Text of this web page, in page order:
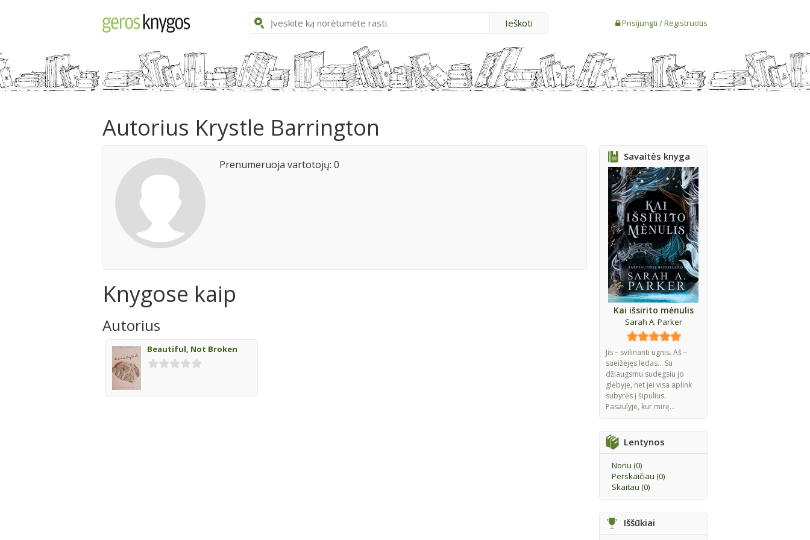
Prisijungti /Registruotis
Savaitės knyga
Kai išsirito mėnulis
Sarah A. Parker
Jis – svilinanti ugnis. Aš –
sueižėjęs ledas... Su
džiaugsmu sudegsiu jo
glėbyje, net jei visa aplink
subyrės į šipulius.
Pasaulyje, kur mirę...
Lentynos
Noriu (0)
Perskaičiau (0)
Skaitau (0)
Iššūkiai
Autorius Krystle Barrington
Prenumeruoja vartotojų: 0
Knygose kaip
Autorius
Beautiful, Not Broken